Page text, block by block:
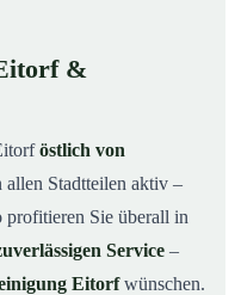
&
östlich von
allen Stadtteilen aktiv –
Sie überall in
Service –
Eitorfwünschen.